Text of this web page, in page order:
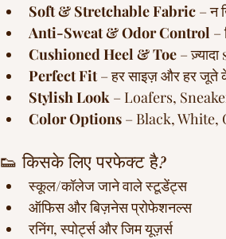
Soft & Stretchable Fabric – न
Anti-Sweat & Odor Control –
Cushioned Heel & Toe –
Perfect Fit – हर साइज़ और हर जूते
Stylish Look – Loafers,
Color Options – Black, White,
👟 किसके लिए परफेक्ट है?
स्कूल/कॉलेज जाने वाले स्टूडेंट्स
ऑफिस और बिज़नेस प्रोफेशनल्स
रनिंग, स्पोर्ट्स और जिम यूज़र्स